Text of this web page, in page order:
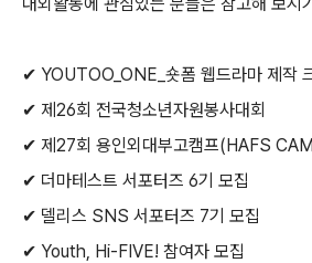
✔ YOUTOO_ONE_숏폼 웹드라마 제작
✔ 제26회 전국청소년자원봉사대회
✔ 제27회 용인외대부고캠프(HAFS
✔ 더마테스트 서포터즈 6기 모집
✔ 델리스 SNS 서포터즈 7기 모집
✔ Youth, Hi-FIVE! 참여자 모집